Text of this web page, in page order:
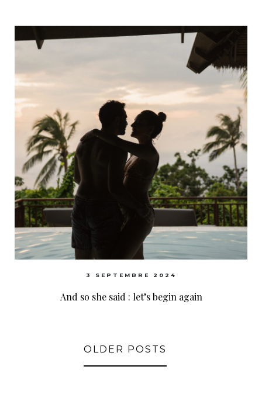
3 SEPTEMBRE 2024
And so she said : let’s begin again
OLDER POSTS